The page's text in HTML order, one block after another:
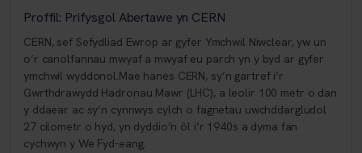
Proffil: Prifysgol Abertawe yn CERN
CERN, sef Sefydliad Ewrop ar gyfer Ymchwil Niwclear, yw un
o’r canolfannau mwyaf a mwyaf eu parch yn y byd ar gyfer
ymchwil wyddonol.Mae hanes CERN, sy’n gartref i’r
Gwrthdrawydd Hadronau Mawr (LHC), a leolir 100 metr o dan
y ddaear ac sy’n cynnwys cylch o fagnetau uwchddargludol
27 cilometr o hyd, yn dyddio’n ôl i’r 1940s a dyma fan
cychwyn y We Fyd-eang.